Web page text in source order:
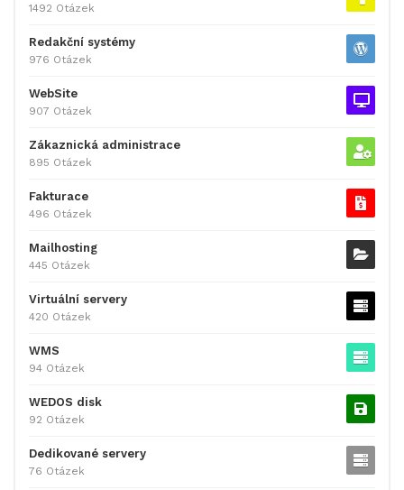
1492 Otázek
Redakční systémy
976 Otázek
WebSite
907 Otázek
Zákaznická administrace
895 Otázek
Fakturace
496 Otázek
Mailhosting
445 Otázek
Virtuální servery
420 Otázek
WMS
94 Otázek
WEDOS disk
92 Otázek
Dedikované servery
76 Otázek